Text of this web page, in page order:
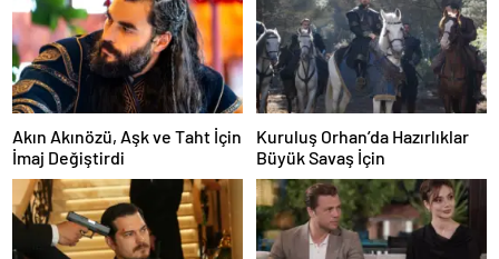
Akın Akınözü, Aşk ve Taht İçin
İmaj Değiştirdi
Kuruluş Orhan’da Hazırlıklar
Büyük Savaş İçin